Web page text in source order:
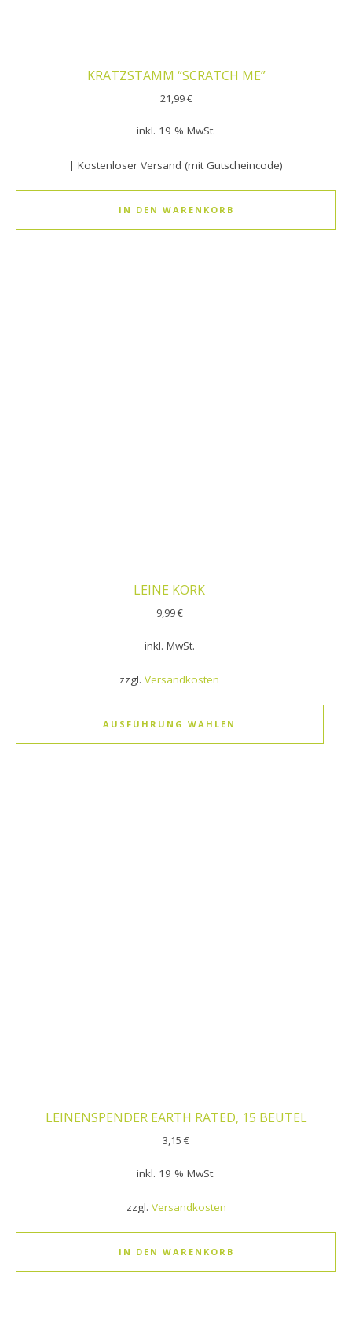
KRATZSTAMM “SCRATCH ME”
21,99€
inkl. 19 % MwSt.
| Kostenloser Versand (mit Gutscheincode)
IN DEN WARENKORB
LEINE KORK
9,99€
inkl. MwSt.
zzgl.Versandkosten
AUSFÜHRUNG WÄHLEN
LEINENSPENDER EARTH RATED, 15 BEUTEL
3,15 €
inkl. 19 % MwSt.
zzgl. Versandkosten
IN DEN WARENKORB